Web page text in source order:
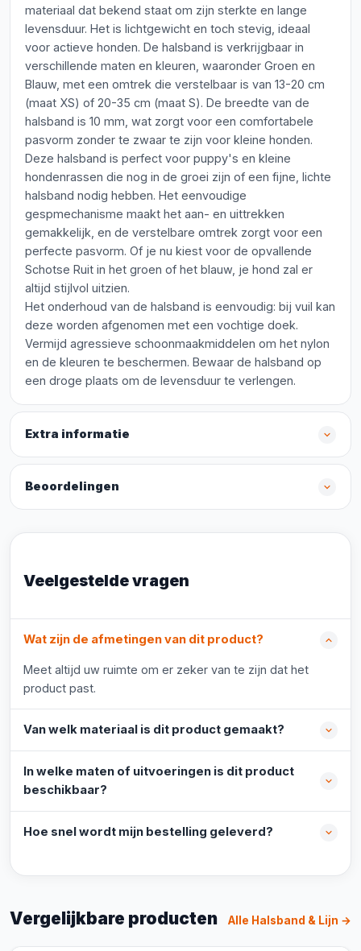
materiaal dat bekend staat om zijn sterkte en lange
levensduur. Het is lichtgewicht en toch stevig, ideaal
voor actieve honden. De halsband is verkrijgbaar in
verschillende maten en kleuren, waaronder Groen en
Blauw, met een omtrek die verstelbaar is van 13-20 cm
(maat XS) of 20-35 cm (maat S). De breedte van de
halsband is 10 mm, wat zorgt voor een comfortabele
pasvorm zonder te zwaar te zijn voor kleine honden.
Deze halsband is perfect voor puppy's en kleine
hondenrassen die nog in de groei zijn of een fijne, lichte
halsband nodig hebben. Het eenvoudige
gespmechanisme maakt het aan- en uittrekken
gemakkelijk, en de verstelbare omtrek zorgt voor een
perfecte pasvorm. Of je nu kiest voor de opvallende
Schotse Ruit in het groen of het blauw, je hond zal er
altijd stijlvol uitzien.
Het onderhoud van de halsband is eenvoudig: bij vuil kan
deze worden afgenomen met een vochtige doek.
Vermijd agressieve schoonmaakmiddelen om het nylon
en de kleuren te beschermen. Bewaar de halsband op
een droge plaats om de levensduur te verlengen.
Extra informatie
Beoordelingen
Veelgestelde vragen
Wat zijn de afmetingen van dit product?
Meet altijd uw ruimte om er zeker van te zijn dat het
product past.
Van welk materiaal is dit product gemaakt?
In welke maten of uitvoeringen is dit product
beschikbaar?
Hoe snel wordt mijn bestelling geleverd?
Vergelijkbare producten Alle Halsband & Lijn →